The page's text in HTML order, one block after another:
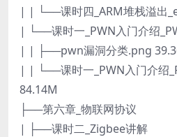
| | └──课时四_ARM堆栈溢出
| └──课时一_PWN入门介绍
| | ├──pwn漏洞分类.png
| | └──课时一_PWN入门介绍
84.14M
├──第六章_物联网协议
| ├──课时二_Zigbee讲解